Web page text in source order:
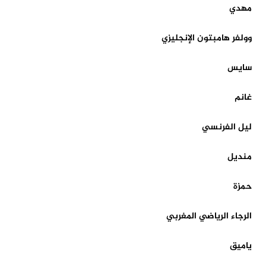
مهدي
وولفر هامبتون الإنجليزي
سايس
غانم
ليل الفرنسي
منديل
حمزة
الرجاء الرياضي المغربي
ياميق